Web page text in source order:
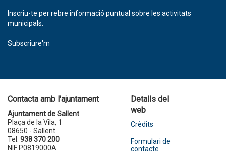
Inscriu-te per rebre informació puntual sobre les activitats
municipals.
Subscriure'm
Contacta amb l'ajuntament
Ajuntament de Sallent
Plaça de la Vila, 1
08650 - Sallent
Tel. 938 370 200
NIF P0819000A
Detalls del
web
Crèdits
Formulari de
contacte